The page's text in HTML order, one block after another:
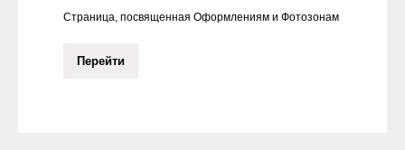
Страница, посвященная Оформлениям и Фотозонам
Перейти